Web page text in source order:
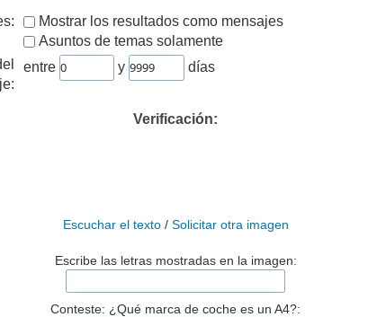
Mostrar los resultados como mensajes
Asuntos de temas solamente
entre y días
Verificación:
Escuchar el texto/ Solicitar otra imagen
Escribe las letras mostradas en la imagen:
Conteste: ¿Qué marca de coche es un A4?: